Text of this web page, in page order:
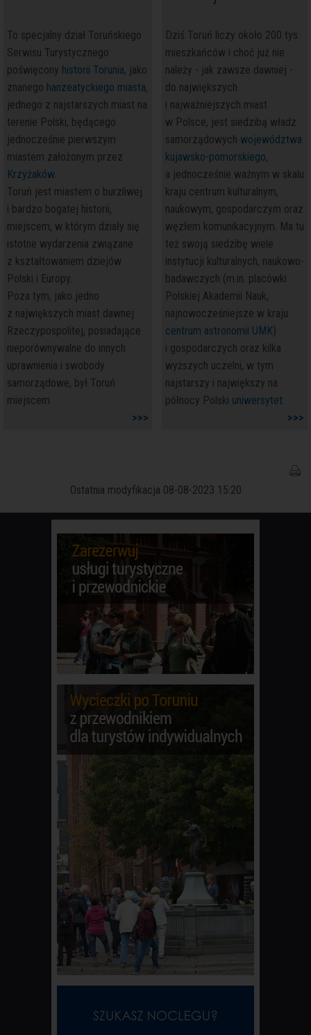
To specjalny dział Toruńskiego
Serwisu Turystycznego
poświęcony historii Torunia, jako
znanego hanzeatyckiego miasta,
jednego z najstarszych miast na
terenie Polski, będącego
jednocześnie pierwszym
miastem założonym przez
Krzyżaków.
Toruń jest miastem o burzliwej
i bardzo bogatej historii,
miejscem, w którym działy się
istotne wydarzenia związane
z kształtowaniem dziejów
Polski i Europy.
Poza tym, jako jedno
z największych miast dawnej
Rzeczypospolitej, posiadające
nieporównywalne do innych
uprawnienia i swobody
samorządowe, był Toruń
miejscem
>>>
Dziś Toruń liczy około 200 tys.
mieszkańców i choć już nie
należy - jak zawsze dawniej -
do największych
i najważniejszych miast
w Polsce, jest siedzibą władz
samorządowych województwa
kujawsko-pomorskiego,
a jednocześnie ważnym w skalu
kraju centrum kulturalnym,
naukowym, gospodarczym oraz
węzłem komunikacyjnym. Ma tu
też swoją siedzibę wiele
instytucji kulturalnych, naukowo-
badawczych (m.in. placówki
Polskiej Akademii Nauk,
najnowocześniejsze w kraju
centrum astronomii UMK)
i gospodarczych oraz kilka
wyższych uczelni, w tym
najstarszy i największy na
północy Polski uniwersytet.
>>>
Ostatnia modyfikacja 08-08-2023 15:20